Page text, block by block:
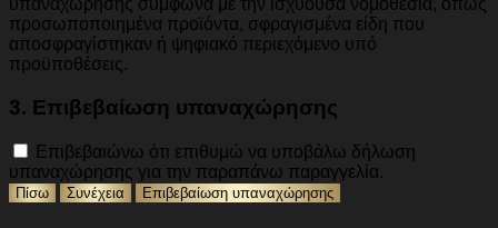
προσωποποιημένα προϊόντα, σφραγισμένα είδη που
αποσφραγίστηκαν ή ψηφιακό περιεχόμενο υπό
προϋποθέσεις.
3. Επιβεβαίωση υπαναχώρησης
Επιβεβαιώνω ότι επιθυμώ να υποβάλω δήλωση
υπαναχώρησης για την παραπάνω παραγγελία.
Πίσω Συνέχεια Επιβεβαίωση υπαναχώρησης